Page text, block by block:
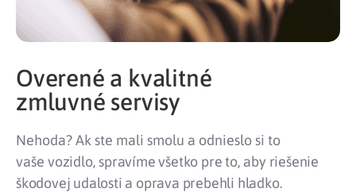
Overené a kvalitné
zmluvné servisy
Nehoda? Ak ste mali smolu a odnieslo si to
vaše vozidlo, spravíme všetko pre to, aby riešenie
škodovej udalosti a oprava prebehli hladko.